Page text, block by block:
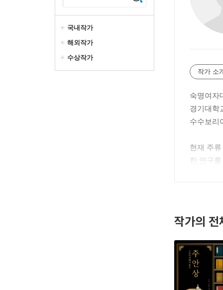
국내작가
해외작가
수상작가
작가 소
숙명여자
경기대학
수수보리
현재 주
한 연구
작가의 전